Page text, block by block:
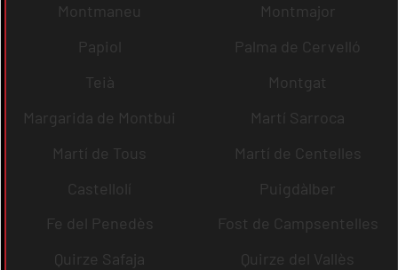
Montmaneu
Montmajor
Papiol
Palma de Cervelló
Teià
Montgat
Margarida de Montbui
Martí Sarroca
Martí de Tous
Martí de Centelles
Castellolí
Puigdàlber
Fe del Penedès
Fost de Campsentelles
Quirze Safaja
Quirze del Vallès